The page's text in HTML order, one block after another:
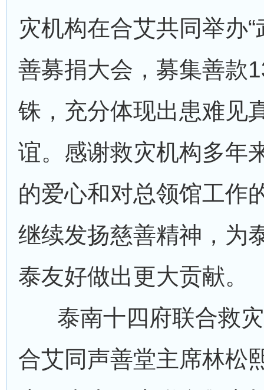
灾机构在合艾共同举办“
善募捐大会，募集善款
铢，充分体现出患难见
谊。感谢救灾机构多年
的爱心和对总领馆工作
继续发扬慈善精神，为
泰友好做出更大贡献。
泰南十四府联合救
合艾同声善堂主席林松